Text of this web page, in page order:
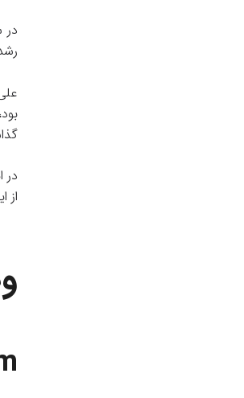
در
از